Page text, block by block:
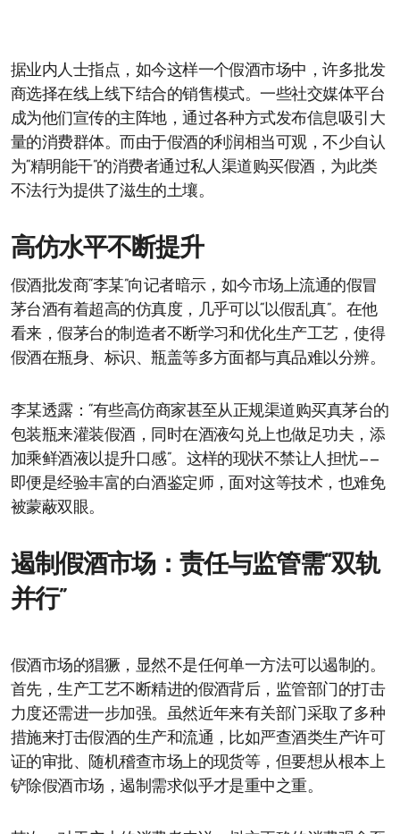
据业内人士指点，如今这样一个假酒市场中，许多批发
商选择在线上线下结合的销售模式。一些社交媒体平台
成为他们宣传的主阵地，通过各种方式发布信息吸引大
量的消费群体。而由于假酒的利润相当可观，不少自认
为“精明能干”的消费者通过私人渠道购买假酒，为此类
不法行为提供了滋生的土壤。
高仿水平不断提升
假酒批发商“李某”向记者暗示，如今市场上流通的假冒
茅台酒有着超高的仿真度，几乎可以“以假乱真”。在他
看来，假茅台的制造者不断学习和优化生产工艺，使得
假酒在瓶身、标识、瓶盖等多方面都与真品难以分辨。
李某透露：“有些高仿商家甚至从正规渠道购买真茅台的
包装瓶来灌装假酒，同时在酒液勾兑上也做足功夫，添
加乘鲜酒液以提升口感”。这样的现状不禁让人担忧——
即便是经验丰富的白酒鉴定师，面对这等技术，也难免
被蒙蔽双眼。
遏制假酒市场：责任与监管需“双轨
并行”
假酒市场的猖獗，显然不是任何单一方法可以遏制的。
首先，生产工艺不断精进的假酒背后，监管部门的打击
力度还需进一步加强。虽然近年来有关部门采取了多种
措施来打击假酒的生产和流通，比如严查酒类生产许可
证的审批、随机稽查市场上的现货等，但要想从根本上
铲除假酒市场，遏制需求似乎才是重中之重。